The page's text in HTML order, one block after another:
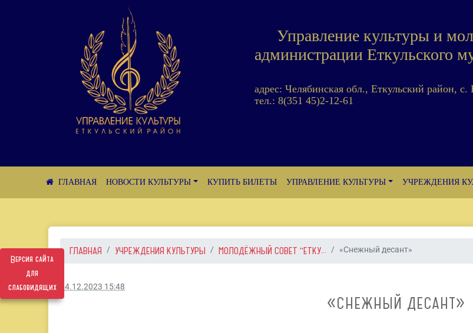
Версия сайта
для
слабовидящих
Управление культуры и
администрации Еткульского
адрес: Челябинская обл., Еткульский район,
тел.: 8(351 45)2-12-61
НОВОСТИ КУЛЬТУРЫ КУПИТЬ БИЛЕТЫ УПРАВЛЕНИЕ КУЛЬТУРЫ УЧРЕЖДЕНИЯ
ГЛАВНАЯ УЧРЕЖДЕНИЯ КУЛЬТУРЫ МОЛОДЁЖНЫЙ СОВЕТ "ЕТКУ... «Снежный десант»
04.12.2023 15:48
«СНЕЖНЫЙ ДЕСАНТ»